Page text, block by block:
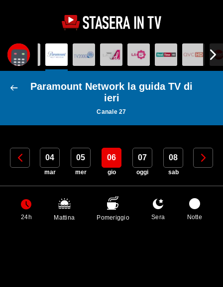
Paramount Network la guida TV di
ieri
Canale 27
03 04
mar
05
mer
06
gio
07
oggi
08
sab
09
24h Mattina Pomeriggio Sera Notte